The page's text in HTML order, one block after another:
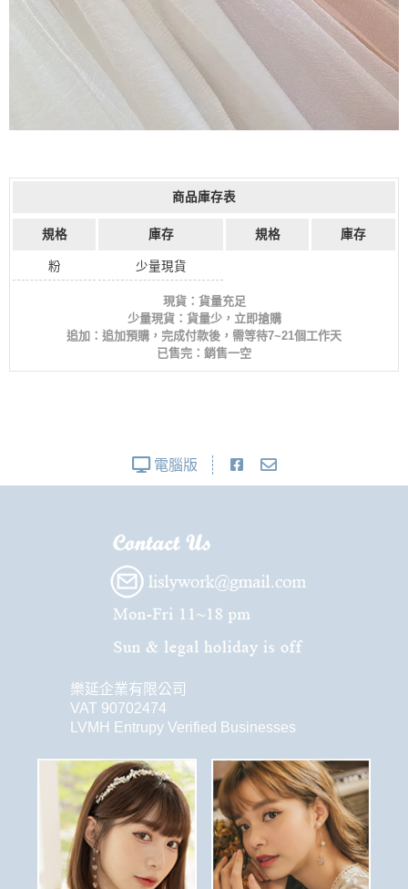
商品庫存表
規格 庫存 規格 庫存
粉 少量現貨
現貨：貨量充足
少量現貨：貨量少，立即搶購
追加：追加預購，完成付款後，需等待7~21個工作天
已售完：銷售一空
電腦版
樂延企業有限公司
VAT 90702474
LVMH Entrupy Verified Businesses